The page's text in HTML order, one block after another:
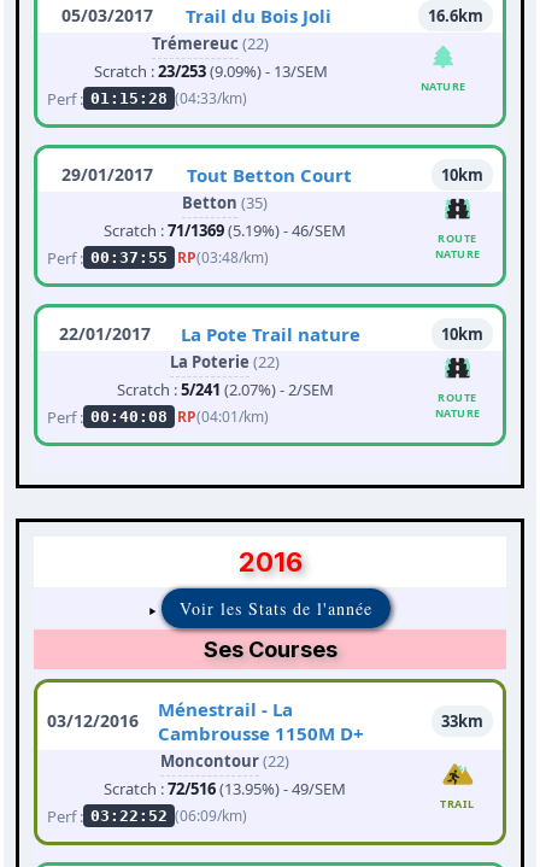
05/03/2017 Trail du Bois Joli
16.6km
Trémereuc (22)
Scratch :23/253(9.09%) - 13/SEM
Perf : 01:15:28 (04:33/km)
NATURE
29/01/2017 Tout Betton Court
10km
Betton (35)
Scratch :71/1369(5.19%) - 46/SEM
Perf : 00:37:55 RP(03:48/km)
ROUTE
NATURE
22/01/2017 La Pote Trail nature
10km
La Poterie (22)
Scratch :5/241 (2.07%) - 2/SEM
Perf : 00:40:08 RP(04:01/km)
ROUTE
NATURE
2016
Voir les Stats de l'année
Ses Courses
03/12/2016
Ménestrail - La
Cambrousse 1150M D+
33km
Moncontour(22)
Scratch :72/516(13.95%) - 49/SEM
Perf : 03:22:52 (06:09/km)
TRAIL